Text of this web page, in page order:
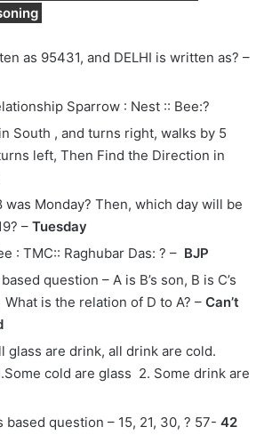
as 95431, and DELHI is written as? –
Sparrow : Nest :: Bee:?
South , and turns right, walks by 5
left, Then Find the Direction in
was Monday? Then, which day will be
– Tuesday
: TMC:: Raghubar Das: ? – BJP
question – A is B’s son, B is C’s
What is the relation of D to A? – Can’t
glass are drink, all drink are cold.
cold are glass 2. Some drink are
based question – 15, 21, 30, ? 57- 42